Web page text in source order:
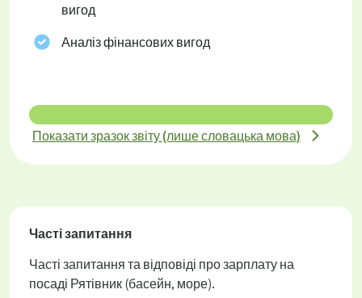
вигод
Аналіз фінансових вигод
Показати зразок звіту (лише словацька мова)
Часті запитання
Часті запитання та відповіді про зарплату на
посаді Рятівник (басейн, море).